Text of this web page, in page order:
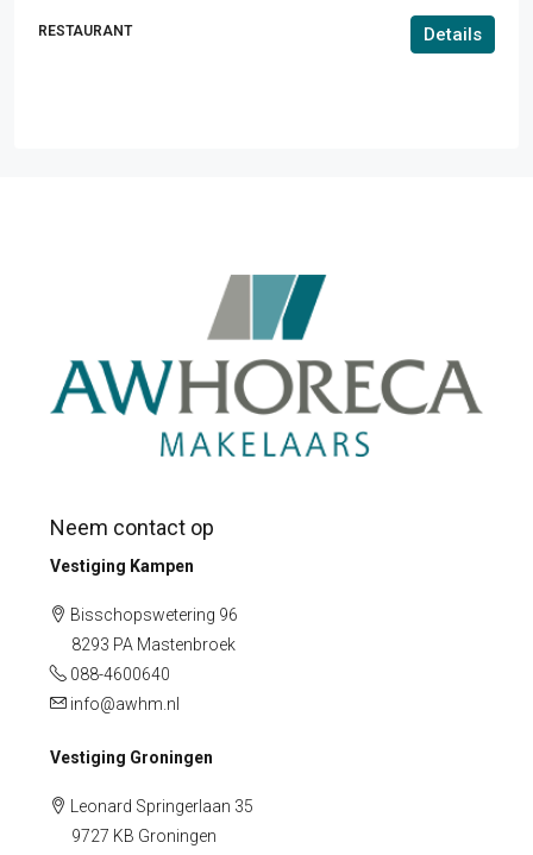
RESTAURANT Details
Neem contact op
Vestiging Kampen
Bisschopswetering 96
8293 PA Mastenbroek
088-4600640
info@awhm.nl
Vestiging Groningen
Leonard Springerlaan 35
9727 KB Groningen